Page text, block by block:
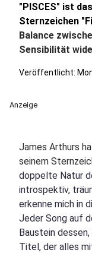
"PISCES" ist
Sternzeichen
Balance
Sensibilität
Veröffentlicht:
Anzeige
James Arthurs
seinem
doppelte Natur
introspektiv,
erkenne mich in
Jeder Song auf
Baustein
Titel, der alles